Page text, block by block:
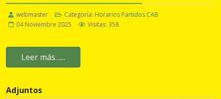
webmaster Categoría: Horarios Partidos CAB
04 Noviembre 2025
Visitas: 358
Leer más…...
Adjuntos